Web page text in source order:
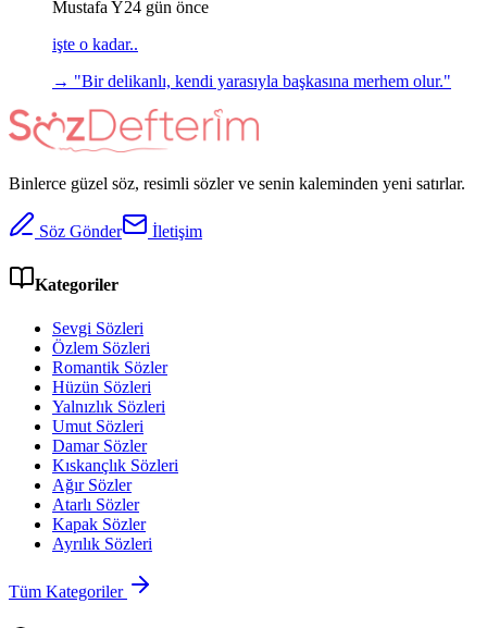
Mustafa Y24 gün önce
işte o kadar..
→ "Bir delikanlı, kendi yarasıyla başkasına merhem olur."
Binlerce güzel söz, resimli sözler ve senin kaleminden yeni satırlar.
Söz Gönder İletişim
Kategoriler
Sevgi Sözleri
Özlem Sözleri
Romantik Sözler
Hüzün Sözleri
Yalnızlık Sözleri
Umut Sözleri
Damar Sözler
Kıskançlık Sözleri
Ağır Sözler
Atarlı Sözler
Kapak Sözler
Ayrılık Sözleri
Tüm Kategoriler